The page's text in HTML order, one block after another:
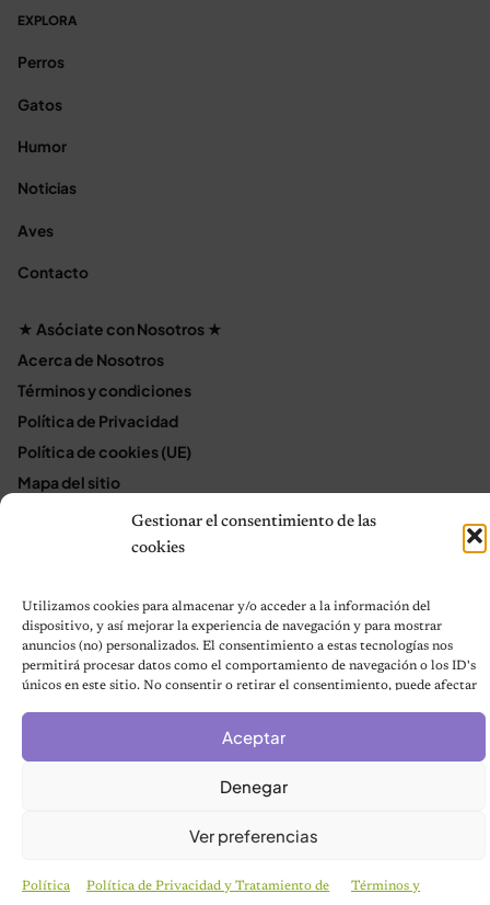
Gestionar el consentimiento de las
cookies
Utilizamos cookies para almacenar y/o acceder a la información del
dispositivo, y así mejorar la experiencia de navegación y para mostrar
anuncios (no) personalizados. El consentimiento a estas tecnologías nos
permitirá procesar datos como el comportamiento de navegación o los ID's
únicos en este sitio. No consentir o retirar el consentimiento, puede afectar
Aceptar
Denegar
Ver preferencias
Política Política de Privacidad y Tratamiento de Términos y
EXPLORA
Perros
Gatos
Humor
Noticias
Aves
Contacto
★ Asóciate con Nosotros ★
Acerca de Nosotros
Términos y condiciones
Política de Privacidad
Política de cookies (UE)
Mapa del sitio
Terms and Conditions
© 2026 Notas de Mascotas
Política de privacidad